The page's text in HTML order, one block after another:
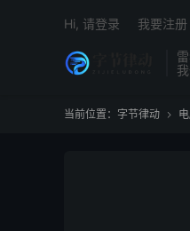
Hi, 请登录 我要注册
当前位置： 字节律动 